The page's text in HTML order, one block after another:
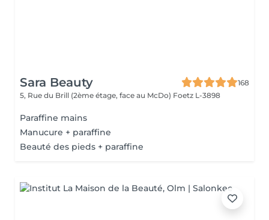
Sara Beauty
168
5, Rue du Brill (2ème étage, face au McDo) Foetz L-3898
Paraffine mains
Manucure + paraffine
Beauté des pieds + paraffine